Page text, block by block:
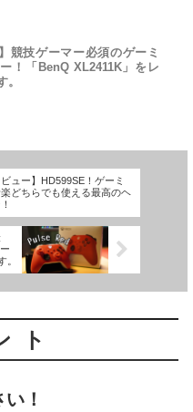
競技ゲーマー必須のゲーミ
！「BenQ XL2411K」をレ
。
ビュー】HD599SE！ゲーミ
どちらでも使える最高のヘ
。
ト
！